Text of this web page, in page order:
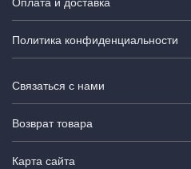
Политика конфиденциальности
Связаться с нами
Возврат товара
Карта сайта